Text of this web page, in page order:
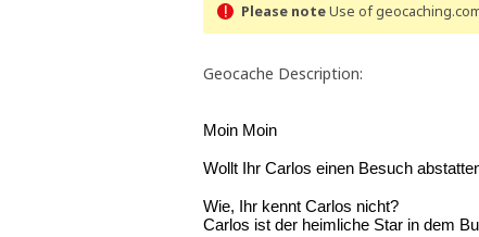
Please noteUse of
Geocache Description:
Moin Moin
Wollt Ihr Carlos einen Besuch
Wie, Ihr kennt Carlos nicht?
Carlos ist der heimliche Star in dem